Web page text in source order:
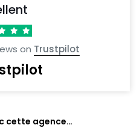
on Trustpilot
cette agence…